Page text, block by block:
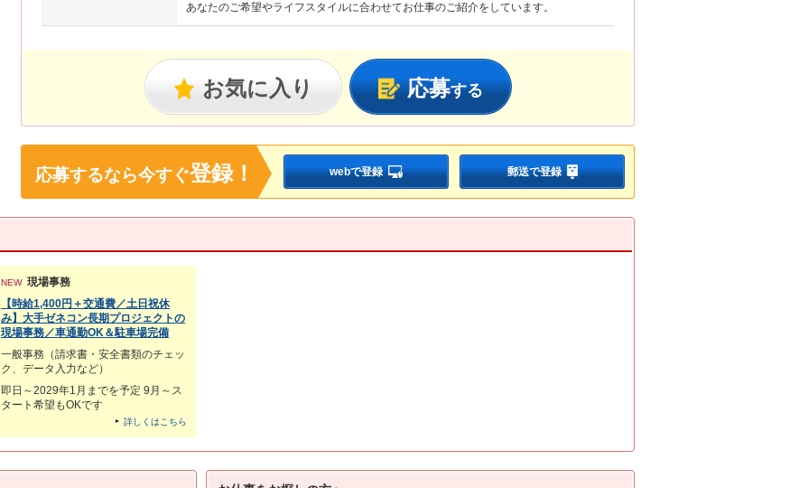
あなたのご希望やライフスタイルに合わせてお仕事のご紹介をしています。
お気に入り 応募する
応募するなら今すぐ登録！ webで登録 郵送で登録
NEW 現場事務
【時給1,400円＋交通費／土日祝休
み】大手ゼネコン長期プロジェクトの
現場事務／車通勤OK＆駐車場完備
一般事務（請求書・安全書類のチェッ
ク、データ入力など）
即日～2029年1月までを予定 9月～ス
タート希望もOKです
詳しくはこちら